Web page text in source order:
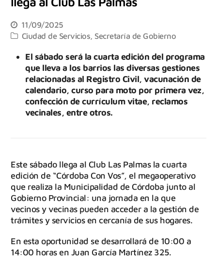
11/09/2025
Ciudad de Servicios Secretaría de Gobierno
El sábado será la cuarta edición del programa
que lleva a los barrios las diversas gestiones
relacionadas al Registro Civil, vacunación de
calendario, curso para moto por primera vez,
confección de currículum vitae, reclamos
vecinales, entre otros.
Este sábado llega al Club Las Palmas la cuarta
edición de “Córdoba Con Vos”, el megaoperativo
que realiza la Municipalidad de Córdoba junto al
Gobierno Provincial: una jornada en la que
vecinos y vecinas pueden acceder a la gestión de
trámites y servicios en cercanía de sus hogares.
En esta oportunidad se desarrollará de 10:00 a
14:00 horas en Juan García Martínez 325.